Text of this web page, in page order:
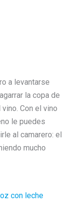
a levantarse
la copa de
Con el vino
le puedes
al camarero: el
mucho
con leche